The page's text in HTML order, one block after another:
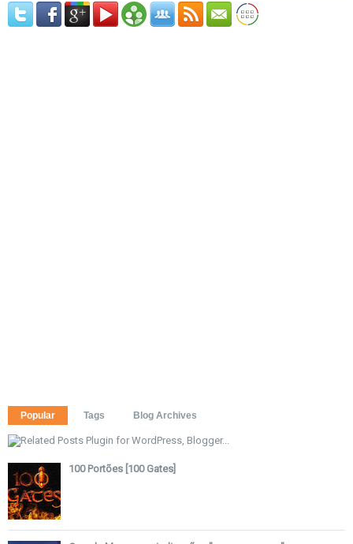
Popular Tags Blog Archives
100 Portões [100 Gates]